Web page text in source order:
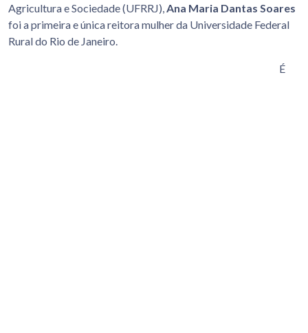
Agricultura e Sociedade (UFRRJ), Ana Maria Dantas Soares
foi a primeira e única reitora mulher da Universidade Federal
Rural do Rio de Janeiro.
É